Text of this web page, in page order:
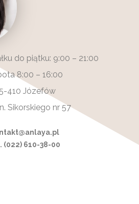
do piątku: 9:00 – 21:00
8:00 – 16:00
410 Józefów
Sikorskiego nr 57
(022) 610-38-00